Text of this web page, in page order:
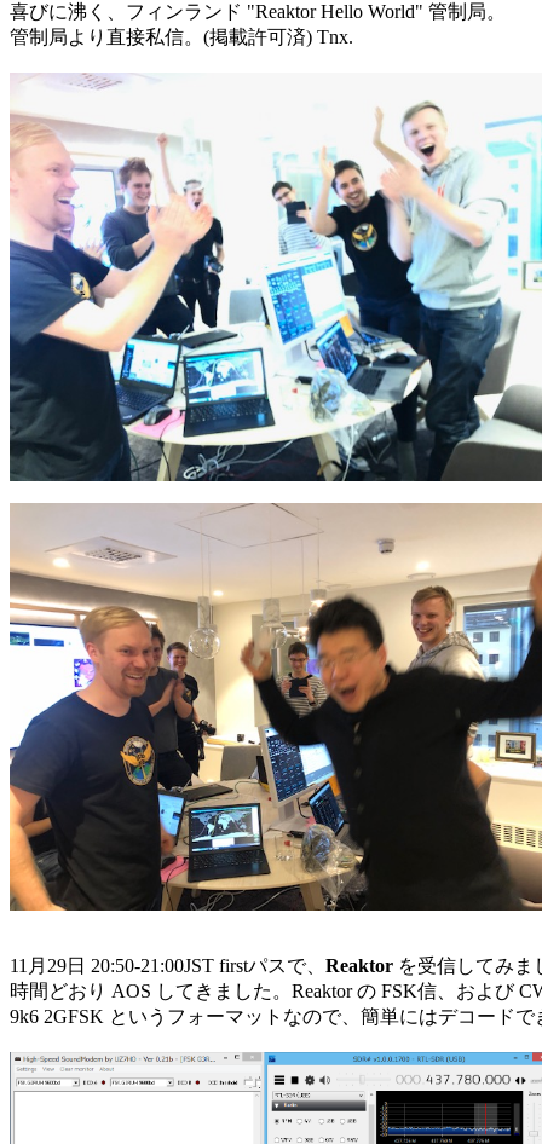
喜びに沸く、フィンランド "Reaktor Hello World" 管制局。
管制局より直接私信。(掲載許可済) Tnx.
11月29日 20:50-21:00JST firstパスで、 Reaktor を受信してみま
時間どおり AOS してきました。Reaktor の FSK信、および
9k6 2GFSK というフォーマットなので、簡単にはデコード